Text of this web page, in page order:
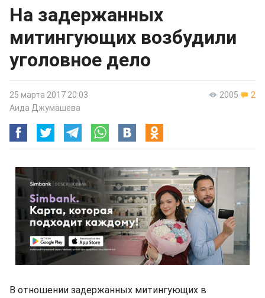
На задержанных
митингующих возбудили
уголовное дело
2005 2
25 марта 2017 20:03
Аида Джумашева
В отношении задержанных митингующих в